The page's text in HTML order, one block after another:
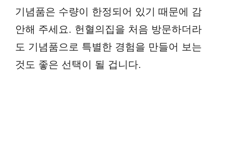
기념품은 수량이 한정되어 있기 때문에 감
안해 주세요. 헌혈의집을 처음 방문하더라
도 기념품으로 특별한 경험을 만들어 보는
것도 좋은 선택이 될 겁니다.